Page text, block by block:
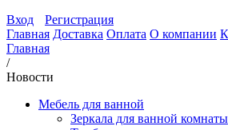
Вход
Регистрация
Главная Доставка Оплата О компании
Главная
/
Новости
Мебель для ванной
Зеркала для ванной комнаты